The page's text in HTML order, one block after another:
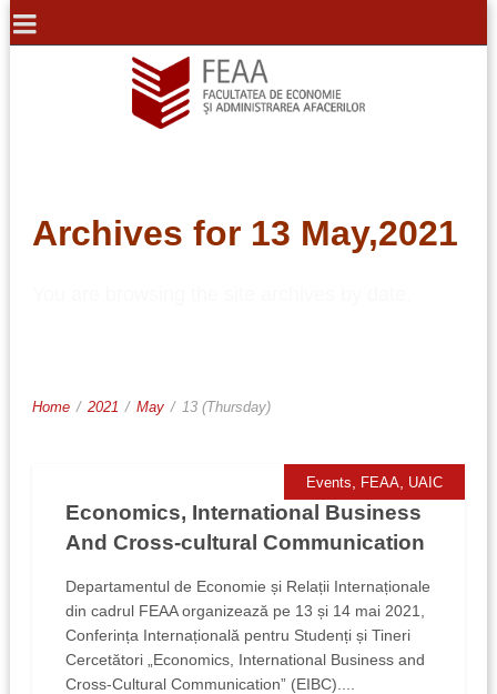
Archives for 13 May,2021
Home / 2021 / May / 13 (Thursday)
Events FEAA UAIC
Economics, International Business
And Cross-cultural Communication
Departamentul de Economie și Relații Internaționale
din cadrul FEAA organizează pe 13 și 14 mai 2021,
Conferința Internațională pentru Studenți și Tineri
Cercetători „Economics, International Business and
Cross-Cultural Communication” (EIBC)....